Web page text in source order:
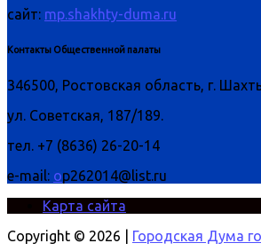
сайт: mp.shakhty-duma.ru
Контакты Общественной палаты
346500, Ростовская область, г.
ул. Советская, 187/189.
тел. +7 (8636) 26-20-14
e-mail: op262014@list.ru
Карта сайта
Copyright © 2026 |
Городская Дума